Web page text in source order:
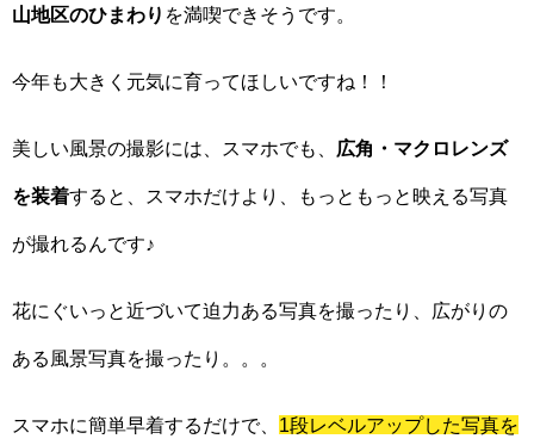
山地区のひまわり を満喫できそうです。
今年も大きく元気に育ってほしいですね！！
美しい風景の撮影には、スマホでも、 広角・マクロレンズ
を装着すると、スマホだけより、もっともっと映える写真
が撮れるんです♪
花にぐいっと近づいて迫力ある写真を撮ったり、広がりの
ある風景写真を撮ったり。。。
スマホに簡単早着するだけで、 1段レベルアップした写真を